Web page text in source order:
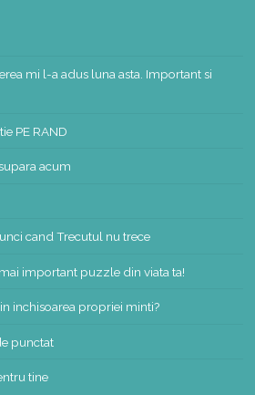
mi l-a adus luna asta. Important si
PE RAND
acum
cand Trecutul nu trece
important puzzle din viata ta!
inchisoarea propriei minti?
punctat
tine